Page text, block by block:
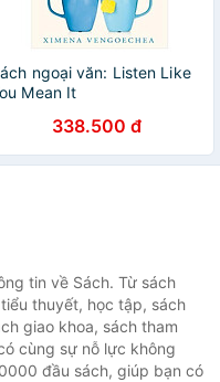
ngoại văn: Listen Like
Mean It
338.500 đ
tin về Sách. Từ sách
thuyết, học tập, sách
giao khoa, sách tham
cùng sự nỗ lực không
đầu sách, giúp bạn có